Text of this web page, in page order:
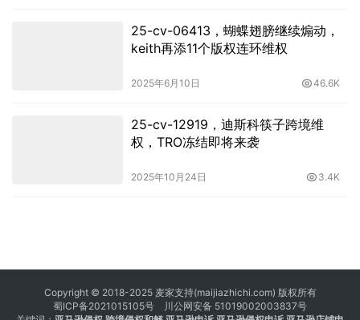
25-cv-06413，蝴蝶翅膀继续煽动，
keith再添11个版权连环维权
2025年6月10日 46.6K
25-cv-12919，迪斯科筷子跨境维
权，TRO冻结即将来袭
2025年10月24日 3.4K
Copyright © 2018-2025 麦家支持(maijiazhichi.com) 版权所有
蜀ICP备2021015105号
川公网安备 51019002003837号